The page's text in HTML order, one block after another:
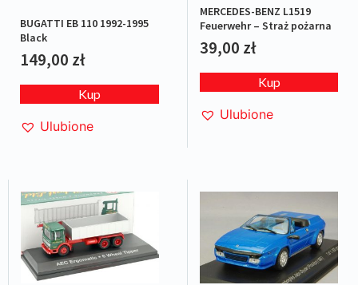
BUGATTI EB 110 1992-1995
Black
149,00 zł
Kup
Ulubione
MERCEDES-BENZ L1519
Feuerwehr – Straż pożarna
39,00 zł
Kup
Ulubione